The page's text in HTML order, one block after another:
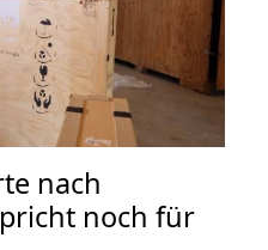
nach
noch für